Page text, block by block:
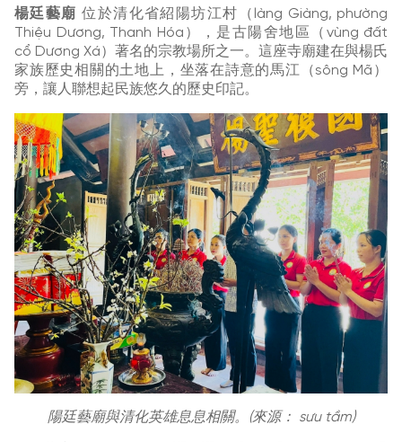
楊廷藝廟 位於清化省紹陽坊江村（làng Giàng, phường
Thiệu Dương, Thanh Hóa），是古陽舍地區（vùng đất
cổ Dương Xá）著名的宗教場所之一。這座寺廟建在與楊氏
家族歷史相關的土地上，坐落在詩意的馬江（sông Mã）
旁，讓人聯想起民族悠久的歷史印記。
陽廷藝廟與清化英雄息息相關。(來源： sưu tầm)